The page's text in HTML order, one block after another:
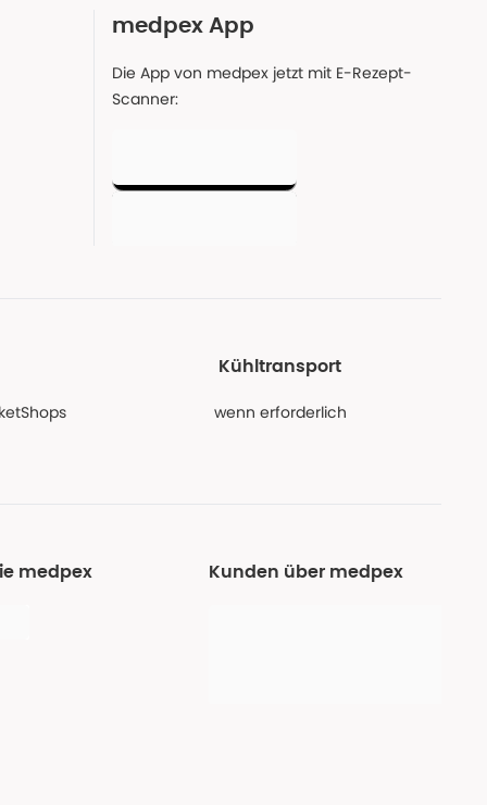
medpex App
Die App von medpex jetzt mit E-Rezept-
Scanner:
Kühltransport
wenn erforderlich
medpex Kunden über medpex